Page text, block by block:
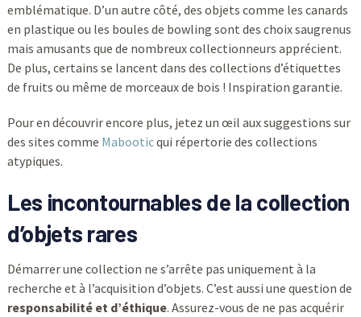
emblématique. D’un autre côté, des objets comme les canards
en plastique ou les boules de bowling sont des choix saugrenus
mais amusants que de nombreux collectionneurs apprécient.
De plus, certains se lancent dans des collections d’étiquettes
de fruits ou même de morceaux de bois ! Inspiration garantie.
Pour en découvrir encore plus, jetez un œil aux suggestions sur
des sites comme Mabooticqui répertorie des collections
atypiques.
Les incontournables de la collection
d’objets rares
Démarrer une collection ne s’arrête pas uniquement à la
recherche et à l’acquisition d’objets. C’est aussi une question de
responsabilité et d’éthique. Assurez-vous de ne pas acquérir